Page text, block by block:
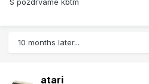
S pozdrvame kbtm
10 months later...
atari